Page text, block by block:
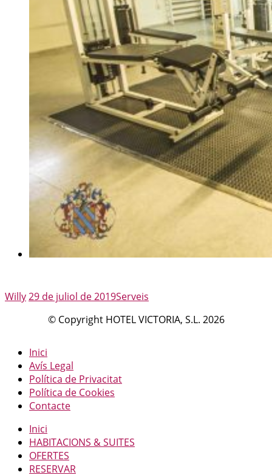
Author
Willy Posted
29 de juliol de 2019Categories
Serveis
© Copyright HOTEL VICTORIA, S.L. 2026
Inici
Avís Legal
Política de Privacitat
Política de Cookies
Contacte
Inici
HABITACIONS & SUITES
OFERTES
RESERVAR